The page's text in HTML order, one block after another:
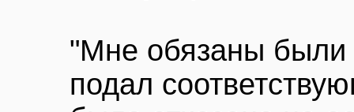
"Мне обязаны были
подал